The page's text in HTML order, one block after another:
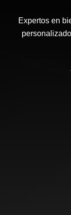
Expertos en